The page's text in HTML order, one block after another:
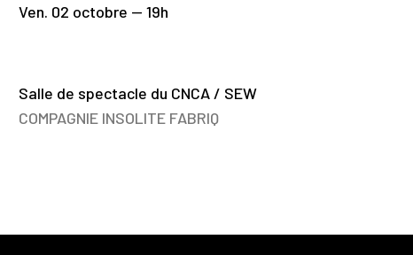
Ven. 02 octobre — 19h
Salle de spectacle du CNCA / SEW
COMPAGNIE INSOLITE FABRIQ